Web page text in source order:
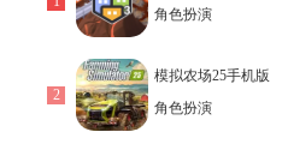
角色扮演
模拟农场25手机版
角色扮演